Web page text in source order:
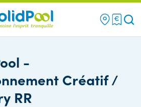
-
Créatif /
RR